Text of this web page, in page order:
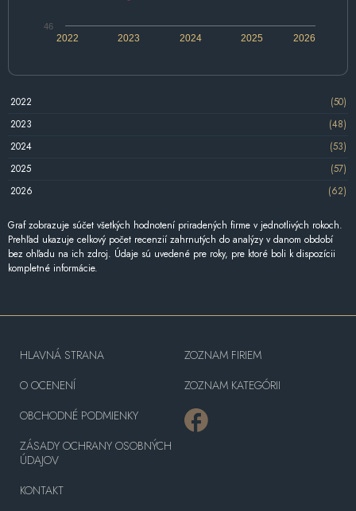
2022 2024 2026
2023 2025
46
2022
(50)
2023
(48)
2024
(53)
2025
(57)
2026
(62)
Graf zobrazuje súčet všetkých hodnotení priradených firme v jednotlivých rokoch.
Prehľad ukazuje celkový počet recenzií zahrnutých do analýzy v danom období
bez ohľadu na ich zdroj. Údaje sú uvedené pre roky, pre ktoré boli k dispozícii
kompletné informácie.
HLAVNÁ STRANA
O OCENENÍ
OBCHODNÉ PODMIENKY
ZÁSADY OCHRANY OSOBNÝCH
ÚDAJOV
KONTAKT
ZOZNAM FIRIEM
ZOZNAM KATEGÓRII